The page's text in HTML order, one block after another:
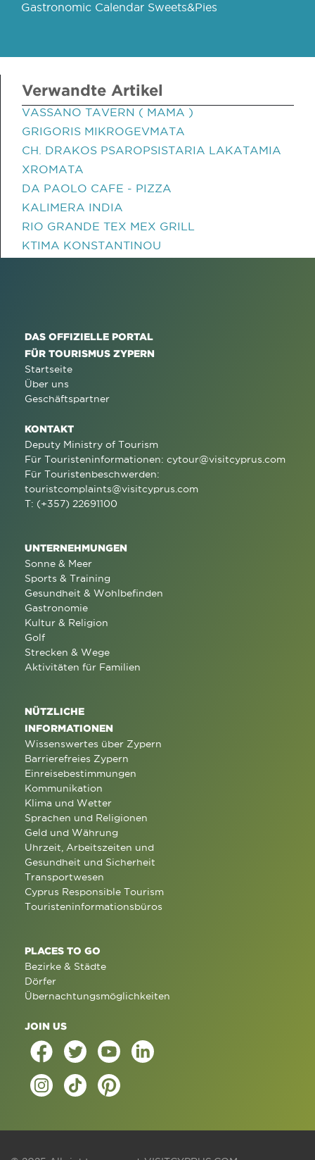
Gastronomic Calendar Sweets&Pies
Verwandte Artikel
VASSANO TAVERN ( MAMA )
GRIGORIS MIKROGEVMATA
CH. DRAKOS PSAROPSISTARIA LAKATAMIA
XROMATA
DA PAOLO CAFE - PIZZA
KALIMERA INDIA
RIO GRANDE TEX MEX GRILL
KTIMA KONSTANTINOU
DAS OFFIZIELLE PORTAL
FÜR TOURISMUS ZYPERN
Startseite
Über uns
Geschäftspartner
KONTAKT
Deputy Ministry of Tourism
Für Touristeninformationen: cytour@visitcyprus.com
Für Touristenbeschwerden:
touristcomplaints@visitcyprus.com
T: (+357) 22691100
UNTERNEHMUNGEN
Sonne & Meer
Sports & Training
Gesundheit & Wohlbefinden
Gastronomie
Kultur & Religion
Golf
Strecken & Wege
Aktivitäten für Familien
NÜTZLICHE
INFORMATIONEN
Wissenswertes über Zypern
Barrierefreies Zypern
Einreisebestimmungen
Kommunikation
Klima und Wetter
Sprachen und Religionen
Geld und Währung
Uhrzeit, Arbeitszeiten und
Gesundheit und Sicherheit
Transportwesen
Cyprus Responsible Tourism
Touristeninformationsbüros
PLACES TO GO
Bezirke & Städte
Dörfer
Übernachtungsmöglichkeiten
JOIN US